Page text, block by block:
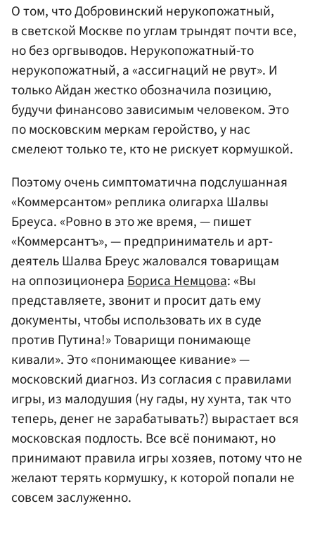
О том, что Добровинский нерукопожатный,
в светской Москве по углам трындят почти все,
но без оргвыводов. Нерукопожатный-то
нерукопожатный, а «ассигнаций не рвут». И
только Айдан жестко обозначила позицию,
будучи финансово зависимым человеком. Это
по московским меркам геройство, у нас
смелеют только те, кто не рискует кормушкой.
Поэтому очень симптоматична подслушанная
«Коммерсантом» реплика олигарха Шалвы
Бреуса. «Ровно в это же время, — пишет
«Коммерсантъ», — предприниматель и арт-
деятель Шалва Бреус жаловался товарищам
на оппозиционераБориса Немцова: «Вы
представляете, звонит и просит дать ему
документы, чтобы использовать их в суде
против Путина!» Товарищи понимающе
кивали». Это «понимающее кивание» —
московский диагноз. Из согласия с правилами
игры, из малодушия (ну гады, ну хунта, так что
теперь, денег не зарабатывать?) вырастает вся
московская подлость. Все всё понимают, но
принимают правила игры хозяев, потому что не
желают терять кормушку, к которой попали не
совсем заслуженно.